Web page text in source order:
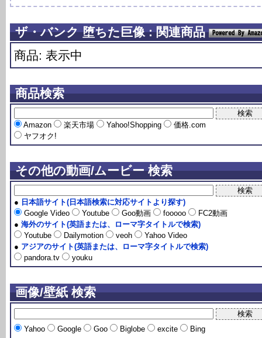
ザ・バンク 堕ちた巨像 : 関連商品
商品: 表示中
商品検索
Amazon 楽天市場 Yahoo!Shopping
価格.com
ヤフオク!
その他の動画/ムービー 検索
● 日本語サイト(日本語検索に対応サイトより探す)
Google Video
Youtube Goo動画 fooooo
FC2動画
● 海外のサイト(英語または、ローマ字タイトルで検索)
Youtube
Dailymotion veoh
Yahoo Video
● アジアのサイト(英語または、ローマ字タイトルで検索)
pandora.tv
youku
画像/壁紙 検索
Yahoo Google Goo Biglobe excite
Bing